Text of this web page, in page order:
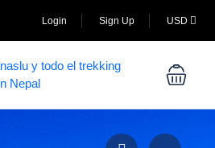
Login Sign Up USD